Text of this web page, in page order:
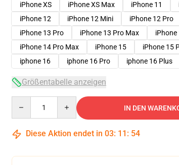
iPhone XS
iPhone XS Max iPhone 11
iPhone 12
iPhone 12 Mini iPhone 12 Pro
iPhone 13 Pro
iPhone 13 Pro Max iPhone
iPhone 14 Pro Max
iPhone 15 iPhone 15
iphone 16
iphone 16 Pro iphone 16 Plus
Größentabelle anzeigen
IN DEN
Diese Aktion endet in 03: 11 : 53